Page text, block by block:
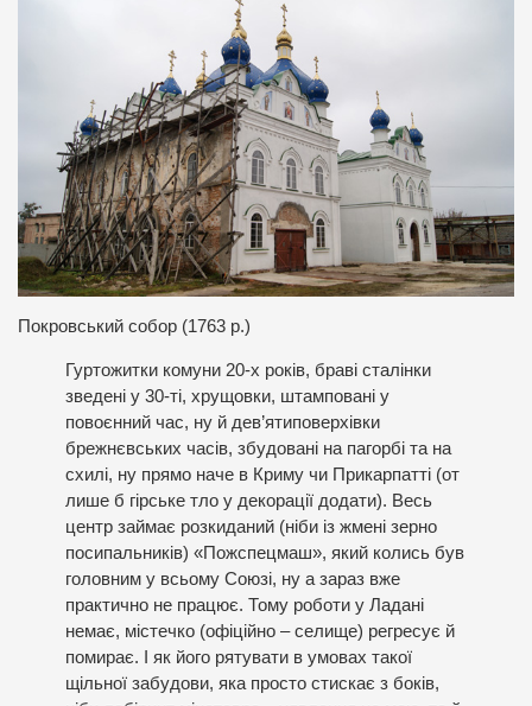
Покровський собор (1763 р.)
Гуртожитки комуни 20-х років, браві сталінки
зведені у 30-ті, хрущовки, штамповані у
повоєнний час, ну й дев’ятиповерхівки
брежнєвських часів, збудовані на пагорбі та на
схилі, ну прямо наче в Криму чи Прикарпатті (от
лише б гірське тло у декорації додати). Весь
центр займає розкиданий (ніби із жмені зерно
посипальників) «Пожспецмаш», який колись був
головним у всьому Союзі, ну а зараз вже
практично не працює. Тому роботи у Ладані
немає, містечко (офіційно – селище) регресує й
помирає. І як його рятувати в умовах такої
щільної забудови, яка просто стискає з боків,